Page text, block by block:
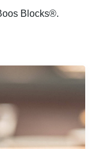
Blocks®.